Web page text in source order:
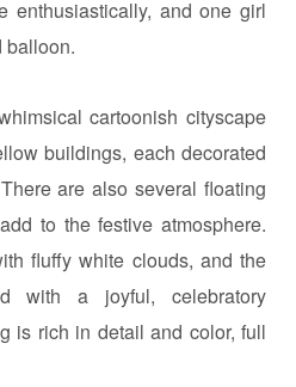
enthusiastically, and one girl
balloon.
cartoonish cityscape
buildings, each decorated
are also several floating
to the festive atmosphere.
fluffy white clouds, and the
with a joyful, celebratory
is rich in detail and color, full